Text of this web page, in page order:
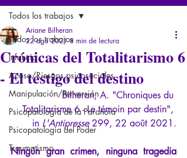
Todos los trabajos
Infancia
Acoso/Riesgos psicosociales
Manipulación/Perversión
Psicopatología de la Paranoia
Psicopatología del Poder
Traumatismo
Todos los trabajos
Crónicas del Totalitarismo 6
- El testigo del destino
Ariane Bilheran
22 ago 2021 8 min de lectura
Bilheran, A. "Chroniques du
Totalitarisme 6 - Le témoin par destin",
in L'Antipresse 299, 22 août 2021.
Ningún gran crimen, ninguna tragedia